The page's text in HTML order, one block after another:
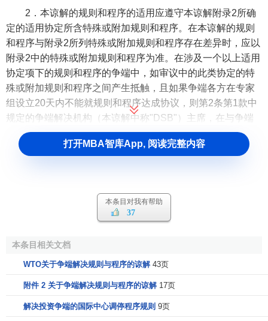
2．本谅解的规则和程序的适用应遵守本谅解附录2所确
定的适用协定所含特殊或附加规则和程序。在本谅解的规则
和程序与附录2所列特殊或附加规则和程序存在差异时，应以
附录2中的特殊或附加规则和程序为准。在涉及一个以上适用
协定项下的规则和程序的争端中，如审议中的此类协定的特
殊或附加规则和程序之间产生抵触，且如果争端各方在专家
组设立20天内不能就规则和程序达成协议，则第2条第1款中
规定的争端解决机构（本谅解中称"DSB"）主席，在与争端
各方磋商后，应在两成员中任一成员提出请求后10天内，确
定应遵循的规则和程序。主席应按照以下原则，即在可能的
适用协定的磋商和争端解决规定，除非适用协定另有规定。
因此，DSB有权设立专家组。通过专家组和上诉机构报告、
监督裁决和建议的执行以及授权中止适用协定项下的减让和
端，此处所用的"成员"一词仅指那些属有关诸边贸易协定参加
打开MBA智库App, 阅读完整内容
本条目对我有帮助
37
本条目相关文档
WTO关于争端解决规则与程序的谅解 43页
附件 2 关于争端解决规则与程序的谅解 17页
解决投资争端的国际中心调停程序规则 9页